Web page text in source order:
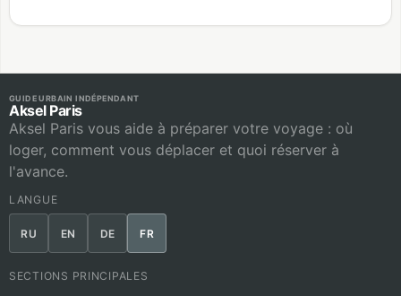
GUIDE URBAIN INDÉPENDANT
Aksel Paris
Aksel Paris vous aide à préparer votre voyage : où
loger, comment vous déplacer et quoi réserver à
l'avance.
LANGUE
RU EN DE FR
SECTIONS PRINCIPALES